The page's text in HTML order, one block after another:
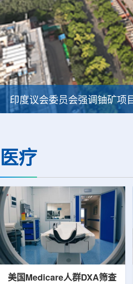
印度议会委员会强调铀矿项
医疗
美国Medicare人群DXA筛查